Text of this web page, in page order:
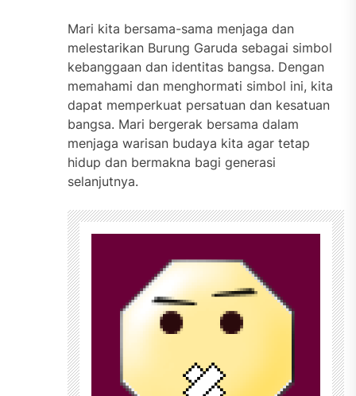
Mari kita bersama-sama menjaga dan
melestarikan Burung Garuda sebagai simbol
kebanggaan dan identitas bangsa. Dengan
memahami dan menghormati simbol ini, kita
dapat memperkuat persatuan dan kesatuan
bangsa. Mari bergerak bersama dalam
menjaga warisan budaya kita agar tetap
hidup dan bermakna bagi generasi
selanjutnya.